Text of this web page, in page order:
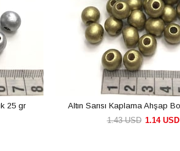
25 gr
Altın Sarısı Kaplama Ahşap
1.14 USD
1.43 USD